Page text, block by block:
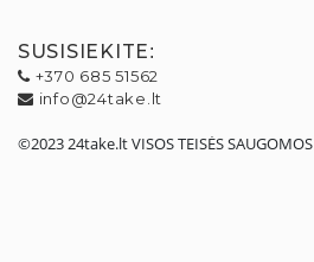
SUSISIEKITE:
+370 685 51562
info@24take.lt
©2023 24take.lt VISOS TEISĖS SAUGOMOS